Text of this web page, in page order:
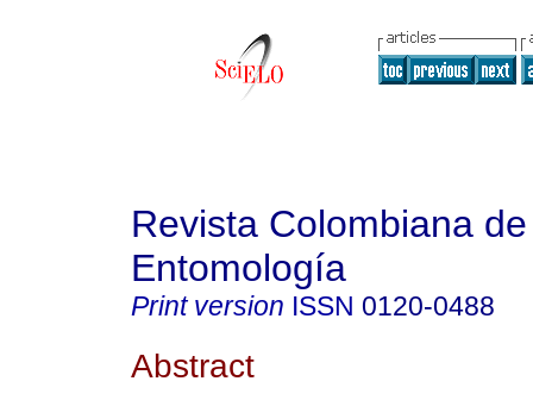
Revista Colombiana de
Entomología
Print version ISSN 0120-0488
Abstract